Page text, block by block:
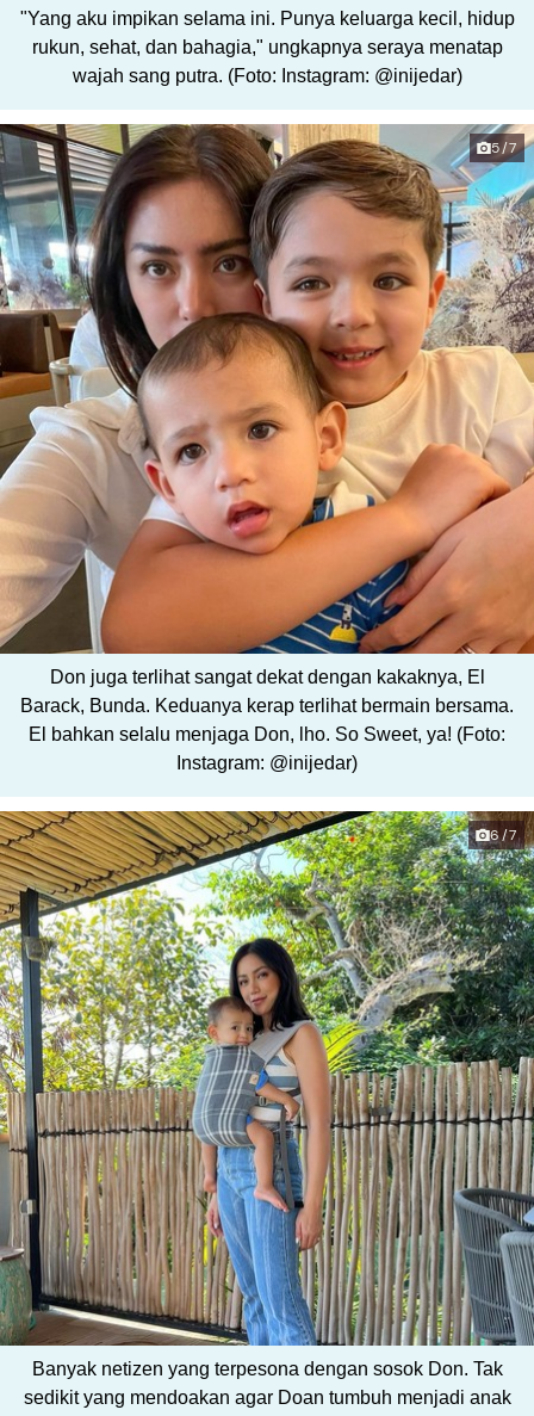
"Yang aku impikan selama ini. Punya keluarga kecil, hidup
rukun, sehat, dan bahagia," ungkapnya seraya menatap
wajah sang putra. (Foto: Instagram: @inijedar)
5/7
Don juga terlihat sangat dekat dengan kakaknya, El
Barack, Bunda. Keduanya kerap terlihat bermain bersama.
El bahkan selalu menjaga Don, lho. So Sweet, ya! (Foto:
Instagram: @inijedar)
6/7
Banyak netizen yang terpesona dengan sosok Don. Tak
sedikit yang mendoakan agar Doan tumbuh menjadi anak